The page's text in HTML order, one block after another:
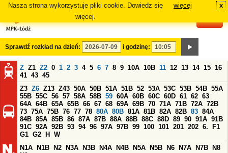
Nasza strona wykorzystuje pliki cookie. Dowiedz się
więcej.
więcej x
Sprawdź rozkład na dzień: i godzinę:
Z Z1 Z2 0 1 2 3 4 5 6 7 8 9 10A 10B 11 12 13 14 15 16
41 43 45
Z3 Z6 Z13 Z43 50A 50B 51A 51B 52 53A 53C 53B 54B 55A
55B 55C 56 57 58A 58B 59 60A 60B 60C 60D 61 62 63
64A 64B 65A 65B 66 67 68 69A 69B 70 71A 71B 72A 72B
73 75A 75B 76 77 78 80A 80B 81A 81B 82A 82B 83 84A
84B 85A 85B 86 87A 87B 88A 88B 88C 88D 89 90 91A 91B
91C 92A 92B 93 94 96 97A 97B 99 100 101 201 202 6.
F1
G1 G2 H
W
N1A
N1B N2 N3A N3B N4A N4B N5A N5B N6 N7A N7B
N8